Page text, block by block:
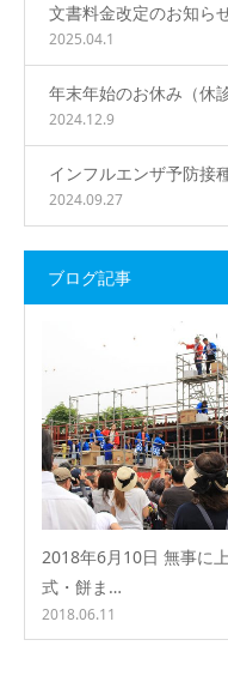
文書料金改定のお知ら
2025.04.1
年末年始のお休み（休
2024.12.9
インフルエンザ予防接
2024.09.27
ブログ記事
2018年6月10日 無事に
式・餅ま…
2018.06.11